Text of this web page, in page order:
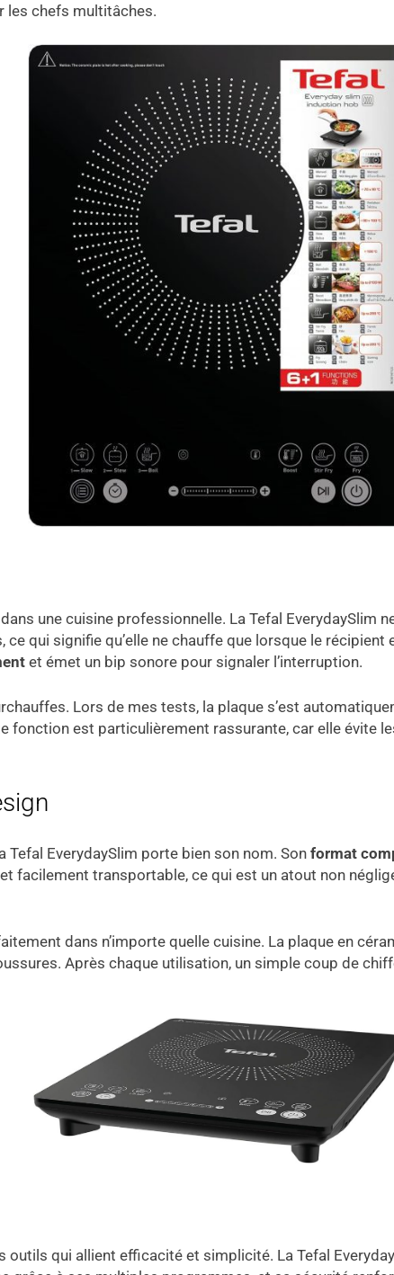
les chefs multitâches.
une cuisine professionnelle. La Tefal EverydaySlim
qui signifie qu’elle ne chauffe que lorsque le récipient
et émet un bip sonore pour signaler l’interruption.
Lors de mes tests, la plaque s’est
fonction est particulièrement rassurante, car elle évite
Tefal EverydaySlim porte bien son nom. Son format
et facilement transportable, ce qui est un atout non
dans n’importe quelle cuisine. La plaque en
Après chaque utilisation, un simple coup de
outils qui allient efficacité et simplicité. La Tefal